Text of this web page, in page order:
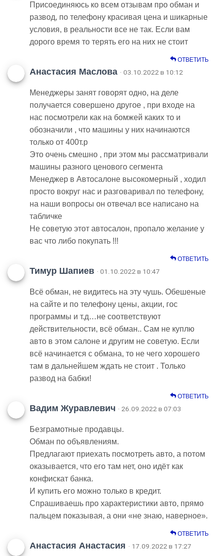
Присоединяюсь ко всем отзывам про обман и
развод, по телефону красивая цена и шикарные
условия, в реальности все не так. Если вам
дорого время то терять его на них не стоит
ОТВЕТИТЬ
Анастасия Маслова · 03.10.2022 в 10:12
Менеджеры занят говорят одно, на деле
получается совершено другое , при входе на
нас посмотрели как на бомжей каких то и
обозначили , что машины у них начинаются
только от 400т.р
Это очень смешно , при этом мы рассматривали
машины разного ценового сегмента
Менеджер в Автосалоне высокомерный , ходил
просто вокруг нас и разговаривал по телефону,
на наши вопросы он отвечал все написано на
табличке
Не советую этот автосалон, пропало желание у
вас что либо покупать !!!
ОТВЕТИТЬ
Тимур Шапиев · 01.10.2022 в 10:47
Всё обман, не видитесь на эту чушь. Обешеные
на сайте и по телефону цены, акции, гос
программы и т.д…не соответствуют
действительности, всё обман.. Сам не куплю
авто в этом салоне и другим не советую. Если
всё начинается с обмана, то не чего хорошего
там в дальнейшем ждать не стоит . Только
развод на бабки!
ОТВЕТИТЬ
Вадим Журавлевич · 26.09.2022 в 07:03
Безграмотные продавцы.
Обман по объявлениям.
Предлагают приехать посмотреть авто, а потом
оказывается, что его там нет, оно идёт как
конфискат банка.
И купить его можно только в кредит.
Спрашиваешь про характеристики авто, прямо
пальцем показывая, а они «не знаю, наверное».
ОТВЕТИТЬ
Анастасия Анастасия · 17.09.2022 в 17:27